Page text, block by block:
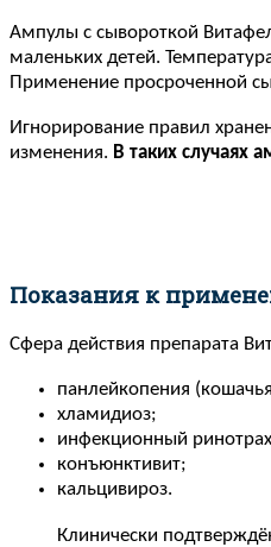
Ампулы с сывороткой
маленьких детей.
Применение просроченной
Игнорирование правил
изменения. В таких случаях
Показания к
Сфера действия препарата
панлейкопения
хламидиоз;
инфекционный
конъюнктивит;
кальцивироз.
Клинически